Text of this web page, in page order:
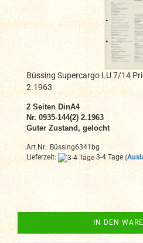
Büssing Supercargo LU 7/14
2.1963
2 Seiten DinA4
Nr. 0935-144(2) 2.1963
Guter Zustand, gelocht
Art.Nr.: Büssing6341bg
Lieferzeit:
3-4 Tage
IN DEN